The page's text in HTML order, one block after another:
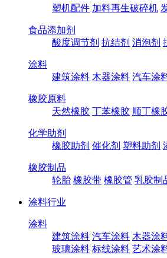
塑机配件 加料再生破碎机
食品添加剂
酸度调节剂 抗结剂 消泡剂
涂料
建筑涂料 木器涂料 汽车涂
橡胶原料
天然橡胶 丁苯橡胶 顺丁橡
化学助剂
橡胶助剂 催化剂 塑料助剂
橡胶制品
轮胎 橡胶带 橡胶管 乳胶制
涂料行业
涂料
建筑涂料 汽车涂料 木器涂
玻璃涂料 标线涂料 艺术涂